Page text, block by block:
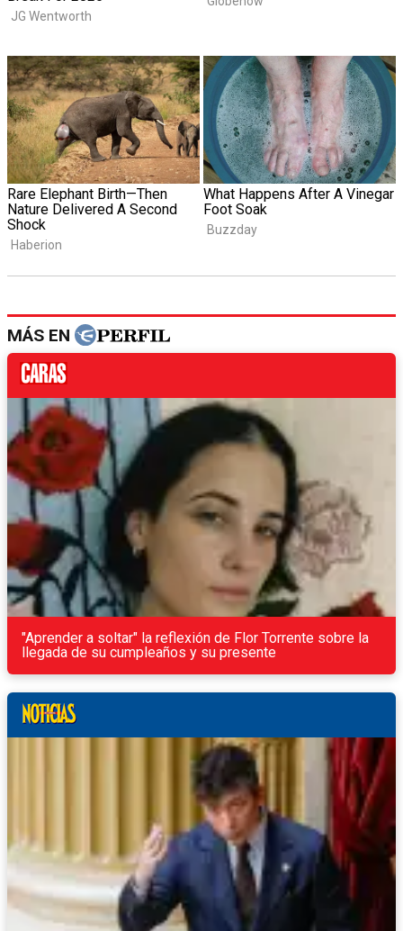
MÁS EN
"Aprender a soltar" la reflexión de Flor Torrente sobre la
llegada de su cumpleaños y su presente